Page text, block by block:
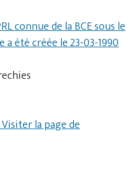
connue de la BCE sous le
été créée le 23-03-1990
Visiter la page de